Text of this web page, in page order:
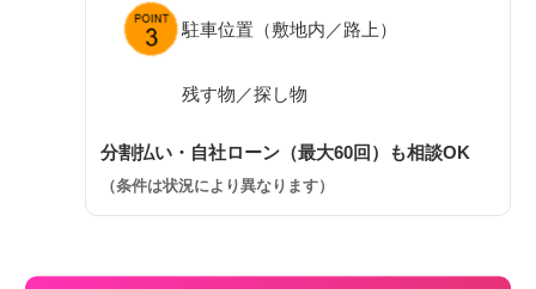
駐車位置（敷地内／路上）
残す物／探し物
分割払い・自社ローン（最大60回）も相談OK
（条件は状況により異なります）